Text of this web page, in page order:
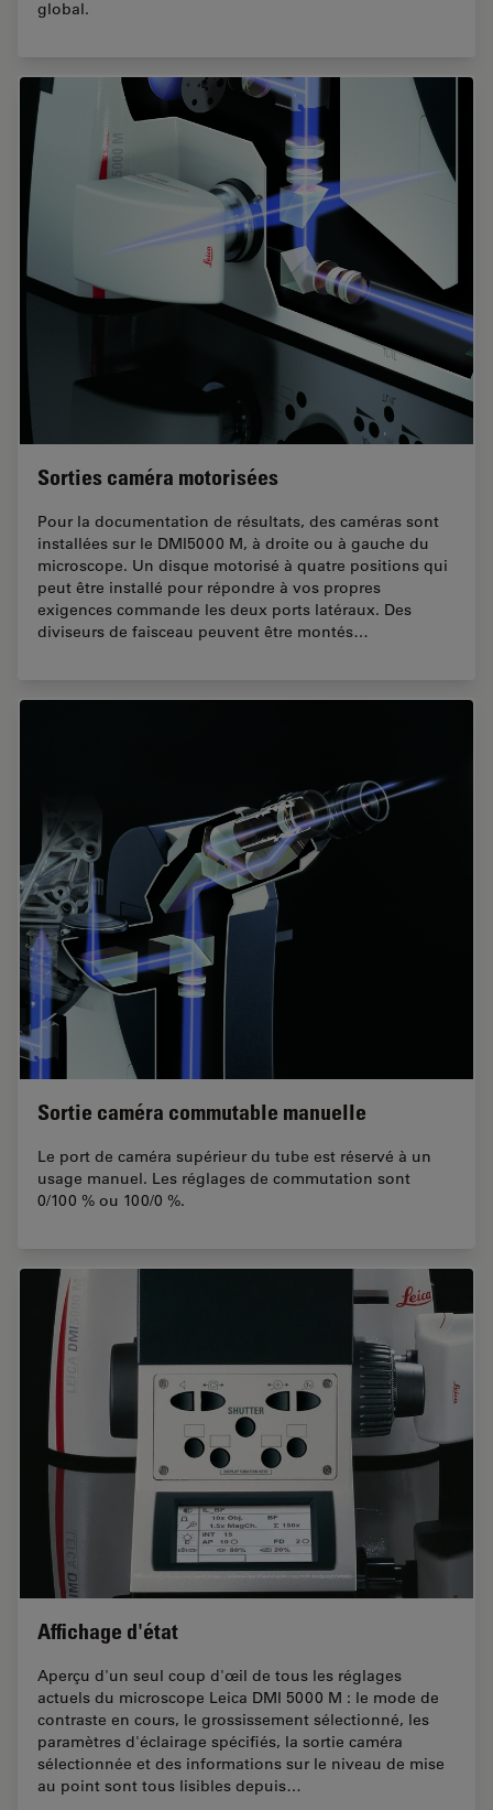
global.
Sorties caméra motorisées
Pour la documentation de résultats, des caméras sont
installées sur le DMI5000 M, à droite ou à gauche du
microscope. Un disque motorisé à quatre positions qui
peut être installé pour répondre à vos propres
exigences commande les deux ports latéraux. Des
diviseurs de faisceau peuvent être montés…
Sortie caméra commutable manuelle
Le port de caméra supérieur du tube est réservé à un
usage manuel. Les réglages de commutation sont
0/100 % ou 100/0 %.
Affichage d'état
Aperçu d'un seul coup d'œil de tous les réglages
actuels du microscope Leica DMI 5000 M : le mode de
contraste en cours, le grossissement sélectionné, les
paramètres d'éclairage spécifiés, la sortie caméra
sélectionnée et des informations sur le niveau de mise
au point sont tous lisibles depuis…